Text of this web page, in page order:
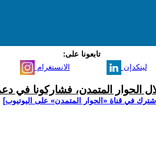
تابعونا على:
الانستغرام لينكدإن
الحوار المتمدن، فشاركونا في
في قناة ‫«الحوار المتمدن» على اليوتيوب]